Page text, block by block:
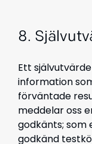
8.
Ett
information
förväntade
meddelar oss
godkänts; som
godkänd